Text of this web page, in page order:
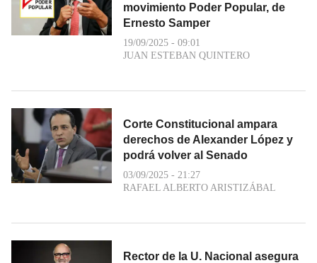
movimiento Poder Popular, de
Ernesto Samper
19/09/2025 - 09:01
JUAN ESTEBAN QUINTERO
Corte Constitucional ampara
derechos de Alexander López y
podrá volver al Senado
03/09/2025 - 21:27
RAFAEL ALBERTO ARISTIZÁBAL
Rector de la U. Nacional asegura